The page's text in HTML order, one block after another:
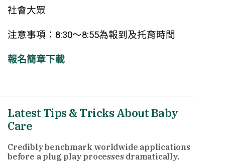
社會大眾
注意事項：8:30～8:55為報到及托育時間
報名簡章下載
Latest Tips & Tricks About Baby
Care
Credibly benchmark worldwide applications
before a plug play processes dramatically.